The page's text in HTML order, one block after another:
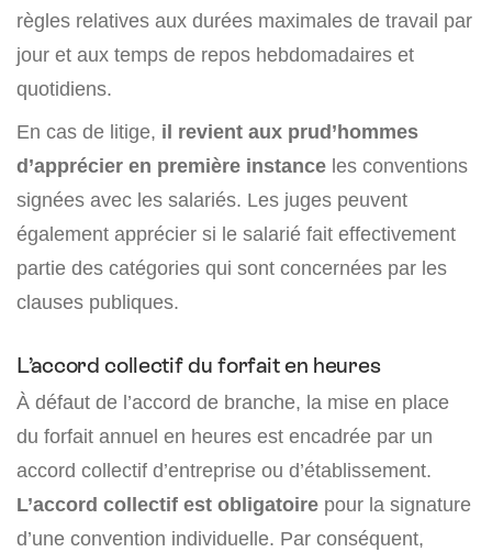
règles relatives aux durées maximales de travail par
jour et aux temps de repos hebdomadaires et
quotidiens.
En cas de litige, il revient aux prud’hommes
d’apprécier en première instance les conventions
signées avec les salariés. Les juges peuvent
également apprécier si le salarié fait effectivement
partie des catégories qui sont concernées par les
clauses publiques.
L’accord collectif du forfait en heures
À défaut de l’accord de branche, la mise en place
du forfait annuel en heures est encadrée par un
accord collectif d’entreprise ou d’établissement.
L’accord collectif est obligatoire pour la signature
d’une convention individuelle. Par conséquent,